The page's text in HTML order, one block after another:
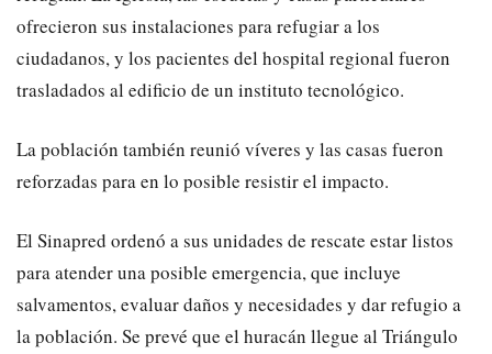
ofrecieron sus instalaciones para refugiar a los
ciudadanos, y los pacientes del hospital regional fueron
trasladados al edificio de un instituto tecnológico.
La población también reunió víveres y las casas fueron
reforzadas para en lo posible resistir el impacto.
El Sinapred ordenó a sus unidades de rescate estar listos
para atender una posible emergencia, que incluye
salvamentos, evaluar daños y necesidades y dar refugio a
la población. Se prevé que el huracán llegue al Triángulo